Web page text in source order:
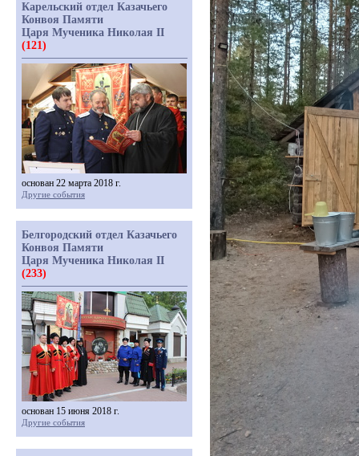
Карельский отдел Казачьего
Конвоя Памяти
Царя Мученика Николая II
(121)
основан 22 марта 2018 г.
Другие события
Белгородский отдел Казачьего
Конвоя Памяти
Царя Мученика Николая II
(233)
основан 15 июня 2018 г.
Другие события